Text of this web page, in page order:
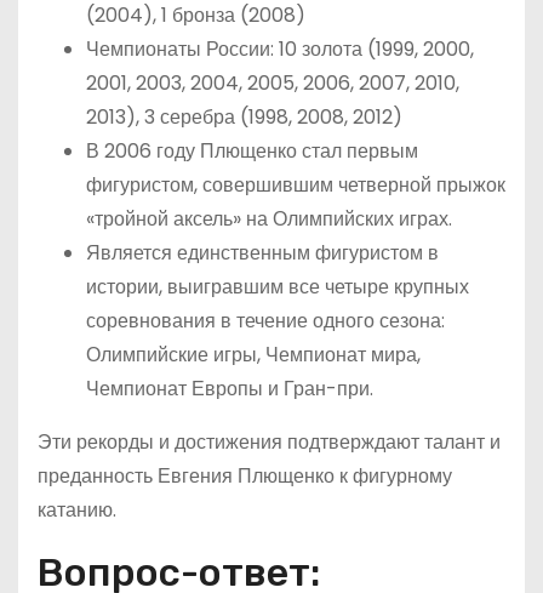
(2004), 1 бронза (2008)
Чемпионаты России: 10 золота (1999, 2000,
2001, 2003, 2004, 2005, 2006, 2007, 2010,
2013), 3 серебра (1998, 2008, 2012)
В 2006 году Плющенко стал первым
фигуристом, совершившим четверной прыжок
«тройной аксель» на Олимпийских играх.
Является единственным фигуристом в
истории, выигравшим все четыре крупных
соревнования в течение одного сезона:
Олимпийские игры, Чемпионат мира,
Чемпионат Европы и Гран-при.
Эти рекорды и достижения подтверждают талант и
преданность Евгения Плющенко к фигурному
катанию.
Вопрос-ответ: